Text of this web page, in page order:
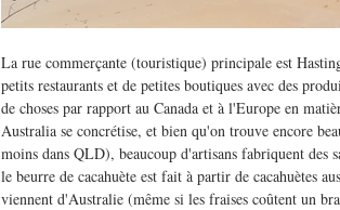
La rue commerçante (touristique) principale est
petits restaurants et de petites boutiques avec des
de choses par rapport au Canada et à l'Europe en
Australia se concrétise, et bien qu'on trouve encore
moins dans QLD), beaucoup d'artisans fabriquent des
le beurre de cacahuète est fait à partir de cacahuètes
viennent d'Australie (même si les fraises coûtent un